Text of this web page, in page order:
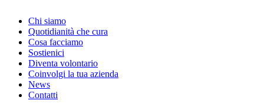
Chi siamo
Quotidianità che cura
Cosa facciamo
Sostienici
Diventa volontario
Coinvolgi la tua azienda
News
Contatti